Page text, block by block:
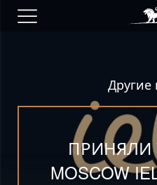
Другие
ПРИНЯЛИ
MOSCOW